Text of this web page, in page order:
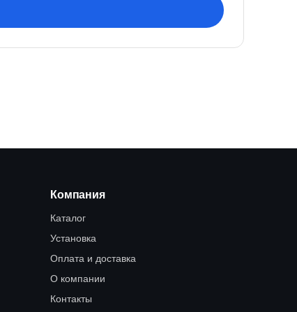
Компания
Каталог
Установка
Оплата и доставка
О компании
Контакты